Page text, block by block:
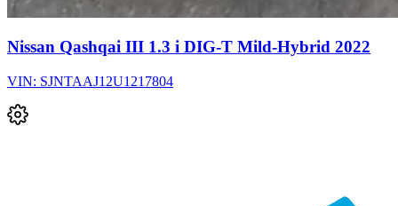
Nissan Qashqai III 1.3 i DIG-T Mild-Hybrid 2022
VIN: SJNTAAJ12U1217804